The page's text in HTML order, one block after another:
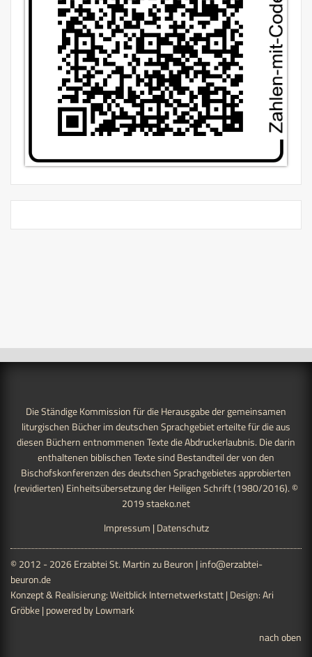
Die Ständige Kommission für die Herausgabe der gemeinsamen
liturgischen Bücher im deutschen Sprachgebiet erteilte für die aus
diesen Büchern entnommenen Texte die Abdruckerlaubnis. Die darin
enthaltenen biblischen Texte sind Bestandteil der von den
Bischofskonferenzen des deutschen Sprachgebietes approbierten
(revidierten) Einheitsübersetzung der Heiligen Schrift (1980/2016). ©
2019staeko.net
Impressum | Datenschutz
© 2012 - 2026 Erzabtei St. Martin zu Beuron | info@erzabtei-
beuron.de
Konzept & Realisierung:Weitblick Internetwerkstatt| Design:Ari
Gröbke| powered byLowmark
nach oben